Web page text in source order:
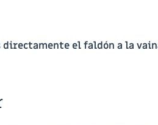
directamente el faldón a la